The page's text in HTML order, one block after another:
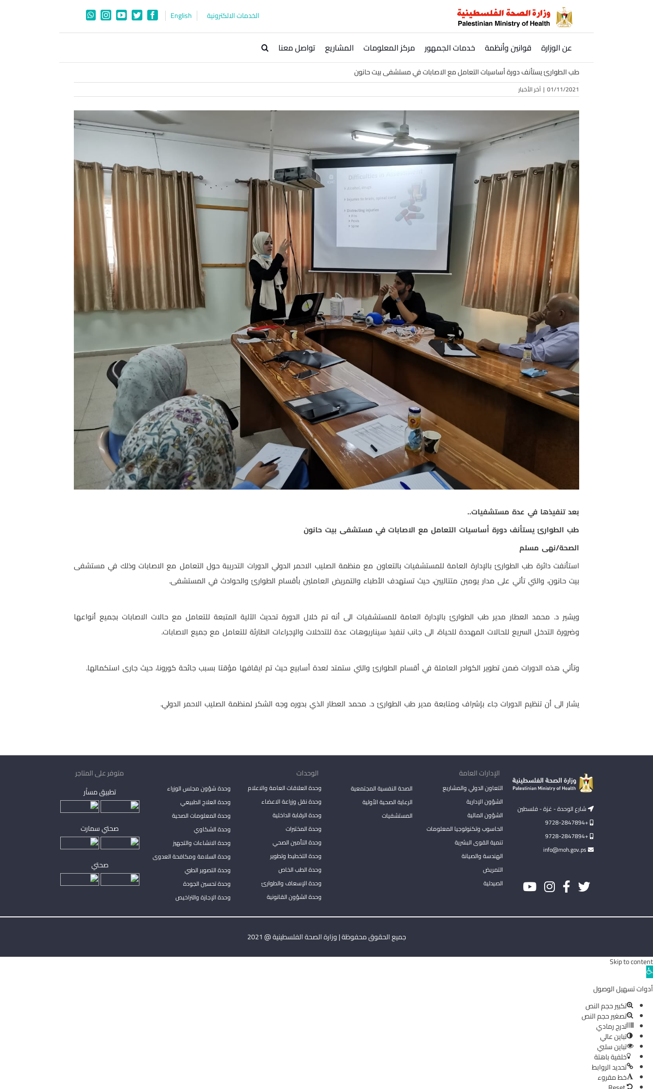
الخدمات الالكترونية English
Facebook
Twitter
YouTube
Instagram
WhatsApp
عن الوزارة قوانين وأنظمة خدمات الجمهور مركز المعلومات المشاريع تواصل معنا
طب الطوارئ يستأنف دورة أساسيات التعامل مع الاصابات في مستشفى بيت حانون
01/11/2021
| آخر الأخبار
بعد تنفيذها في عدة مستشفيات..
طب الطوارئ يستأنف دورة أساسيات التعامل مع الاصابات في مستشفى بيت حانون
الصحة/نهى مسلم
استأنفت دائرة طب الطوارئ بالإدارة العامة للمستشفيات بالتعاون مع منظمة الصليب الاحمر الدولي الدورات التدريبة حول التعامل مع الاصابات وذلك في مستشفى
بيت حانون، والتي تأتي على مدار يومين متتاليين، حيث تستهدف الأطباء والتمريض العاملين بأقسام الطوارئ والحوادث في المستشفى.
ويشير د. محمد العطار مدير طب الطوارئ بالإدارة العامة للمستشفيات الى أنه تم خلال الدورة تحديث الآلية المتبعة للتعامل مع حالات الاصابات بجميع أنواعها
وضرورة التدخل السريع للحالات المهددة للحياة، الى جانب تنفيذ سيناريوهات عدة للتدخلات والإجراءات الطارئة للتعامل مع جميع الاصابات.
وتأتي هذه الدورات ضمن تطوير الكوادر العاملة في أقسام الطوارئ والتي ستمتد لعدة أسابيع حيث تم ايقافها مؤقتا بسبب جائحة كورونا، حيث جارى استكمالها.
يشار الى أن تنظيم الدورات جاء بإشراف ومتابعة مدير طب الطوارئ د. محمد العطار الذي بدوره وجه الشكر لمنظمة الصليب الاحمر الدولي.
شارع الوحدة - غزة - فلسطين
+9728-2847894
+9728-2847894
الإدارات العامة
التعاون الدولي والمشاريع
الشؤون الإدارية
الشؤون المالية
الحاسوب وتكنولوجيا المعلومات
تنمية القوى البشرية
الهندسة والصيانة
التمريض
الصيدلية
الصحة النفسية المجتمعية
الرعاية الصحية الأولية
المستشفيات
الوحدات
وحدة العلاقات العامة والاعلام
وحدة نقل وزراعة الاعضاء
وحدة الرقابة الداخلية
وحدة المختبرات
وحدة التأمين الصحي
وحدة التخطيط وتطوير
وحدة الطب الخاص
وحدة الإسعاف والطوارئ
وحدة الشؤون القانونية
وحدة شؤون مجلس الوزراء
وحدة العلاج الطبيعي
وحدة المعلومات الصحية
وحدة الشكاوي
وحدة الانشاءات والتجهيز
وحدة السلامة ومكافحة العدوى
وحدة التصوير الطبي
وحدة تحسين الجودة
وحدة الإجازة والتراخيص
متوفر على المتاجر
تطبيق مساْر
صحتي سمارت
صحتي
جميع الحقوق محفوظة | وزارة الصحة الفلسطينية @ 2021
Skip to content
Open
toolbar
أدوات تسهيل الوصول
تكبير حجم النص
تصغير حجم النص
تدرج رمادي
تباين عالي
تباين سلبي
خلفية باهتة
تحديد الروابط
خط مقروء